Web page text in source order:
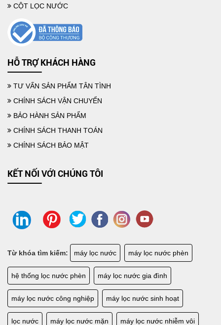
LẮP ĐẶT HỆ THỐNG LỌC NƯỚC SINH HOẠT GIA ĐÌNH
CỘT LỌC NƯỚC
HỖ TRỢ KHÁCH HÀNG
TƯ VẤN SẢN PHẨM TÂN TÌNH
CHÍNH SÁCH VẬN CHUYỂN
BẢO HÀNH SẢN PHẨM
CHÍNH SÁCH THANH TOÁN
CHÍNH SÁCH BẢO MẬT
KẾT NỐI VỚI CHÚNG TÔI
Từ khóa tìm kiếm: máy lọc nước máy lọc nước phèn
hệ thống lọc nước phèn máy lọc nước gia đình
máy lọc nước công nghiệp máy lọc nước sinh hoạt
lọc nước máy lọc nước mặn máy lọc nước nhiễm vôi